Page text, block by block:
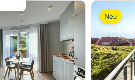
Neu